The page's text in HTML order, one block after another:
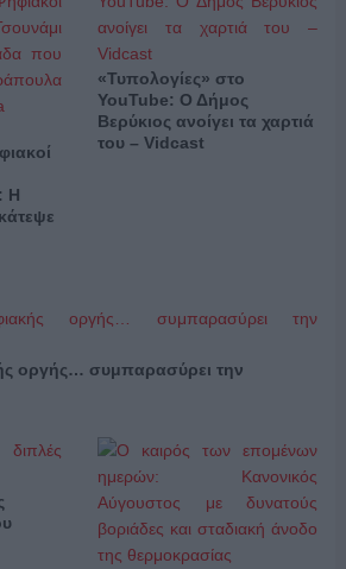
Η
«Τυπολογίες» στο
YouTube: Ο Δήμος
Βερύκιος ανοίγει τα χαρτιά
του – Vidcast
οργής… συμπαρασύρει την